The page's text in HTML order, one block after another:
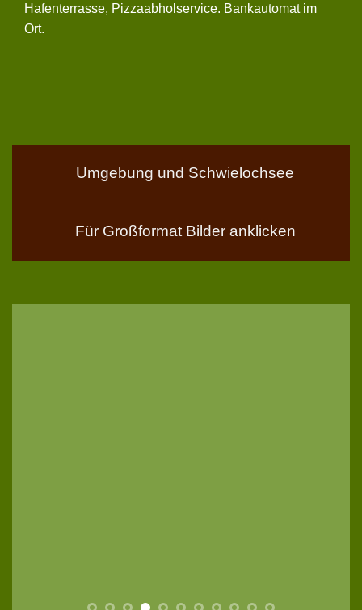
Hafenterrasse, Pizzaabholservice. Bankautomat im
Ort.
Umgebung und Schwielochsee
Für Großformat Bilder anklicken